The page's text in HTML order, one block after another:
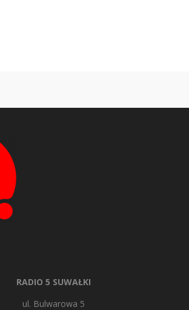
RADIO 5 SUWAŁKI
ul. Bulwarowa 5